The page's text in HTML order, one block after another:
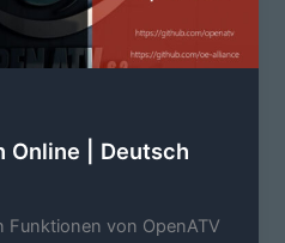
Online | Deutsch
Funktionen von OpenATV